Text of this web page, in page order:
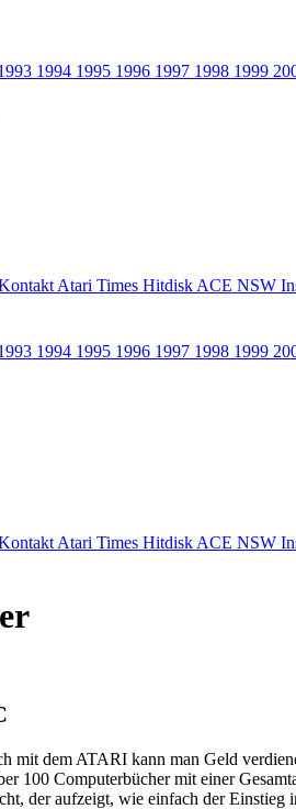
1994 1995 1996 1997 1998 1999
Atari Times Hitdisk ACE NSW
1994 1995 1996 1997 1998 1999
Atari Times Hitdisk ACE NSW
mit dem ATARI kann man Geld
100 Computerbücher mit einer
der aufzeigt, wie einfach der